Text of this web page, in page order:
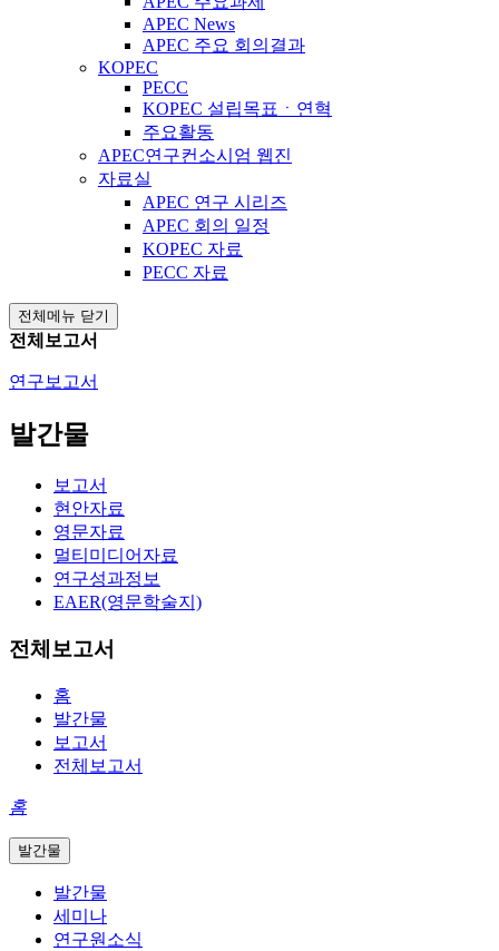
APEC News
APEC 주요 회의결과
KOPEC
PECC
KOPEC 설립목표ㆍ연혁
주요활동
APEC연구컨소시엄 웹진
자료실
APEC 연구 시리즈
APEC 회의 일정
KOPEC 자료
PECC 자료
전체메뉴 닫기
전체보고서
연구보고서
발간물
보고서
현안자료
영문자료
멀티미디어자료
연구성과정보
EAER(영문학술지)
전체보고서
홈
발간물
보고서
전체보고서
홈
발간물
발간물
세미나
연구원소식